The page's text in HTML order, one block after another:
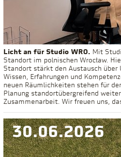
Licht an für Studio WRO. Mit
Standort im polnischen Wrocław.
Standort stärkt den Austausch über
Wissen, Erfahrungen und
neuen Räumlichkeiten stehen für
Planung standortübergreifend
Zusammenarbeit. Wir freuen uns,
30.06.2026
30.06.2026